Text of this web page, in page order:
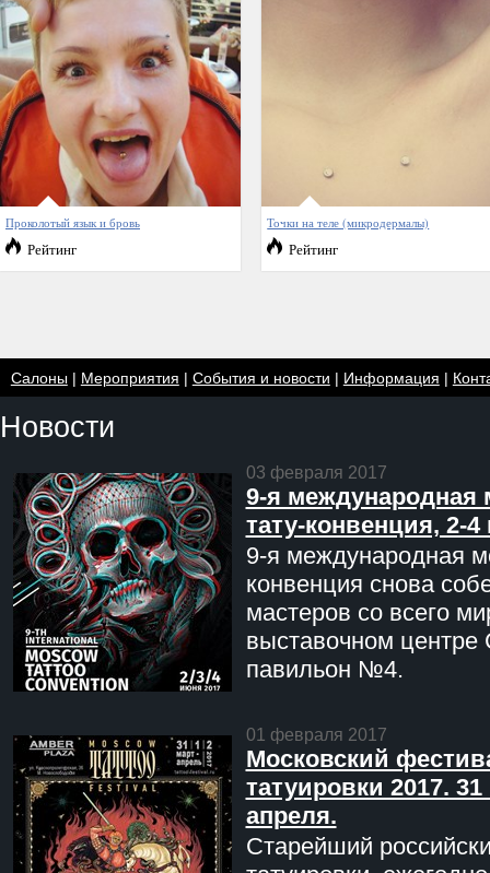
Проколотый язык и бровь
Рейтинг
Точки на теле (микродермалы)
Рейтинг
Салоны| Мероприятия | События и новости | Информация |
Новости
03 февраля 2017
9-я международная
тату-конвенция, 2-
9-я международная
конвенция снова
мастеров со всего
выставочном центре
павильон №4.
01 февраля 2017
Московский
татуировки 2017. 31
апреля.
Старейший